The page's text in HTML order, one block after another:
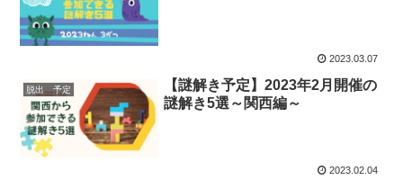
2023.03.07
脱出 予定
【謎解き予定】2023年2月開催の
謎解き5選～関西編～
2023.02.04